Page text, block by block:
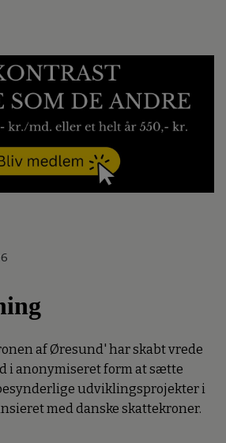
af Øresund' har skabt vrede
i anonymiseret form at sætte
udviklingsprojekter i
med danske skattekroner.